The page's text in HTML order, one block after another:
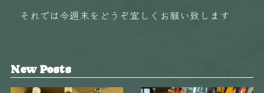
それでは今週末をどうぞ宜しくお願い致します️️
New Posts